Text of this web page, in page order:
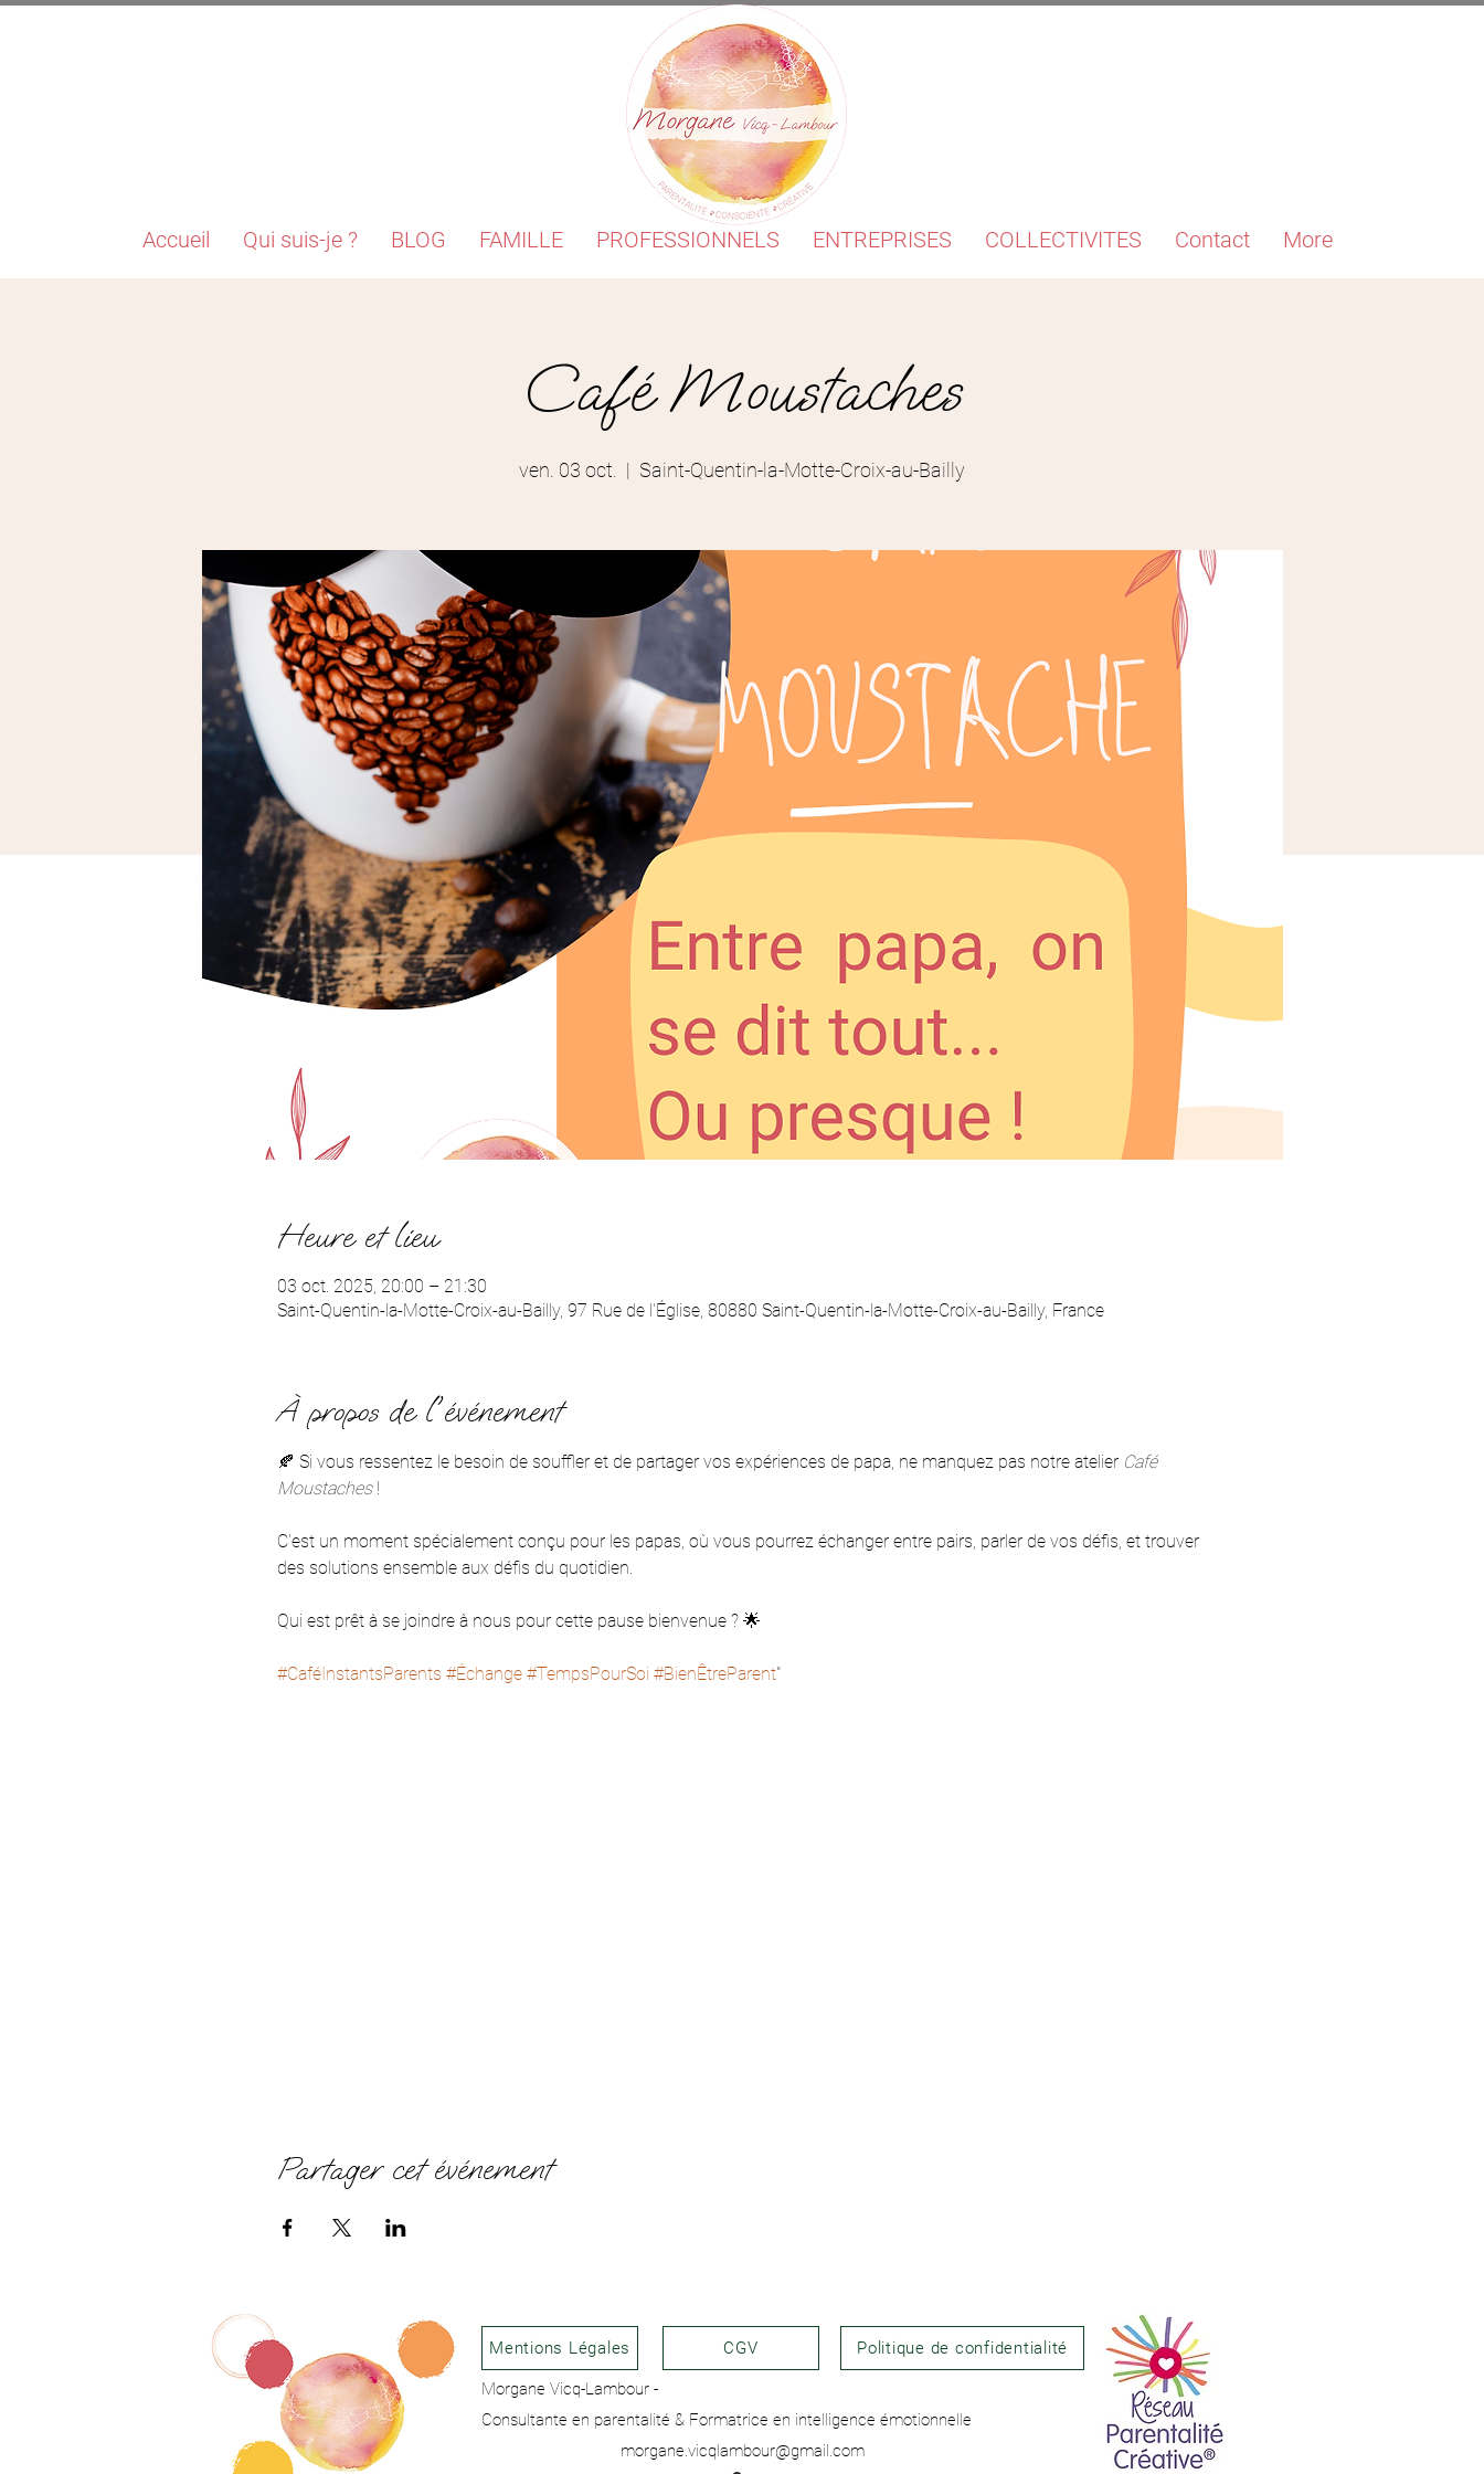
Accueil Qui suis-je ? BLOG FAMILLE PROFESSIONNELS ENTREPRISES COLLECTIVITES Contact More
Café Moustaches
ven. 03 oct.
  |
Saint-Quentin-la-Motte-Croix-au-Bailly
Heure et lieu
03 oct. 2025, 20:00 – 21:30
Saint-Quentin-la-Motte-Croix-au-Bailly, 97 Rue de l'Église, 80880 Saint-Quentin-la-Motte-Croix-au-Bailly, France
À propos de l'événement
🍂 Si vous ressentez le besoin de souffler et de partager vos expériences de papa, ne manquez pas notre atelier Café
Moustaches !
C'est un moment spécialement conçu pour les papas, où vous pourrez échanger entre pairs, parler de vos défis, et trouver
des solutions ensemble aux défis du quotidien.
Qui est prêt à se joindre à nous pour cette pause bienvenue ? 🌟
#CaféInstantsParents #Échange #TempsPourSoi #BienÊtreParent"
Partager cet événement
Mentions Légales CGV
morgane.vicqlambour@gmail.com
Morgane Vicq-Lambour -
Consultante en parentalité & Formatrice en intelligence émotionnelle
Politique de confidentialité